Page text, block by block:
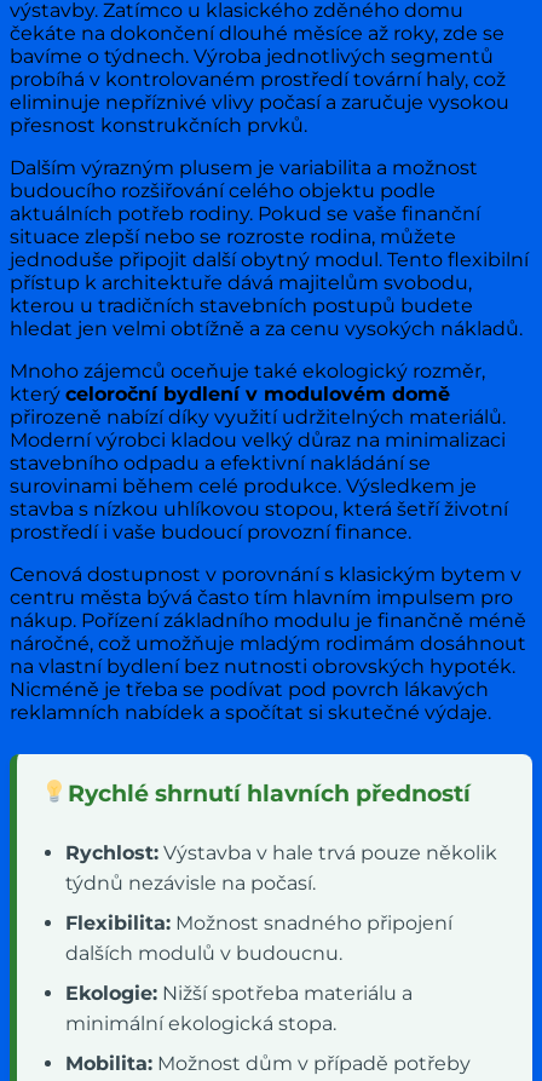
výstavby. Zatímco u klasického zděného domu
čekáte na dokončení dlouhé měsíce až roky, zde se
bavíme o týdnech. Výroba jednotlivých segmentů
probíhá v kontrolovaném prostředí tovární haly, což
eliminuje nepříznivé vlivy počasí a zaručuje vysokou
přesnost konstrukčních prvků.
Dalším výrazným plusem je variabilita a možnost
budoucího rozšiřování celého objektu podle
aktuálních potřeb rodiny. Pokud se vaše finanční
situace zlepší nebo se rozroste rodina, můžete
jednoduše připojit další obytný modul. Tento flexibilní
přístup k architektuře dává majitelům svobodu,
kterou u tradičních stavebních postupů budete
hledat jen velmi obtížně a za cenu vysokých nákladů.
Mnoho zájemců oceňuje také ekologický rozměr,
který celoroční bydlení v modulovém domě
přirozeně nabízí díky využití udržitelných materiálů.
Moderní výrobci kladou velký důraz na minimalizaci
stavebního odpadu a efektivní nakládání se
surovinami během celé produkce. Výsledkem je
stavba s nízkou uhlíkovou stopou, která šetří životní
prostředí i vaše budoucí provozní finance.
Cenová dostupnost v porovnání s klasickým bytem v
centru města bývá často tím hlavním impulsem pro
nákup. Pořízení základního modulu je finančně méně
náročné, což umožňuje mladým rodimám dosáhnout
na vlastní bydlení bez nutnosti obrovských hypoték.
Nicméně je třeba se podívat pod povrch lákavých
reklamních nabídek a spočítat si skutečné výdaje.
Rychlé shrnutí hlavních předností
Rychlost: Výstavba v hale trvá pouze několik
týdnů nezávisle na počasí.
Flexibilita: Možnost snadného připojení
dalších modulů v budoucnu.
Ekologie: Nižší spotřeba materiálu a
minimální ekologická stopa.
Mobilita: Možnost dům v případě potřeby